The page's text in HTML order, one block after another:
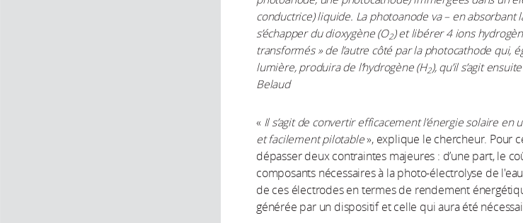
conductrice) liquide. La photoanode va – en absorbant
s’échapper du dioxygène (O2) et libérer 4 ions
transformés » de l’autre côté par la photocathode qui,
lumière, produira de l’hydrogène (H2), qu’il s’agit
Belaud
« Il s’agit de convertir efficacement l’énergie solaire
et facilement pilotable», explique le chercheur. Pour
dépasser deux contraintes majeures : d’une part, le
composants nécessaires à la photo-électrolyse de
de ces électrodes en termes de rendement
générée par un dispositif et celle qui aura été